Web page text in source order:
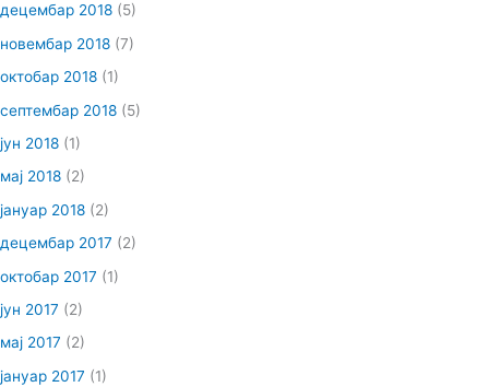
децембар 2018 (5)
новембар 2018 (7)
октобар 2018 (1)
септембар 2018 (5)
јун 2018 (1)
мај 2018 (2)
јануар 2018 (2)
децембар 2017 (2)
октобар 2017 (1)
јун 2017 (2)
мај 2017 (2)
јануар 2017 (1)